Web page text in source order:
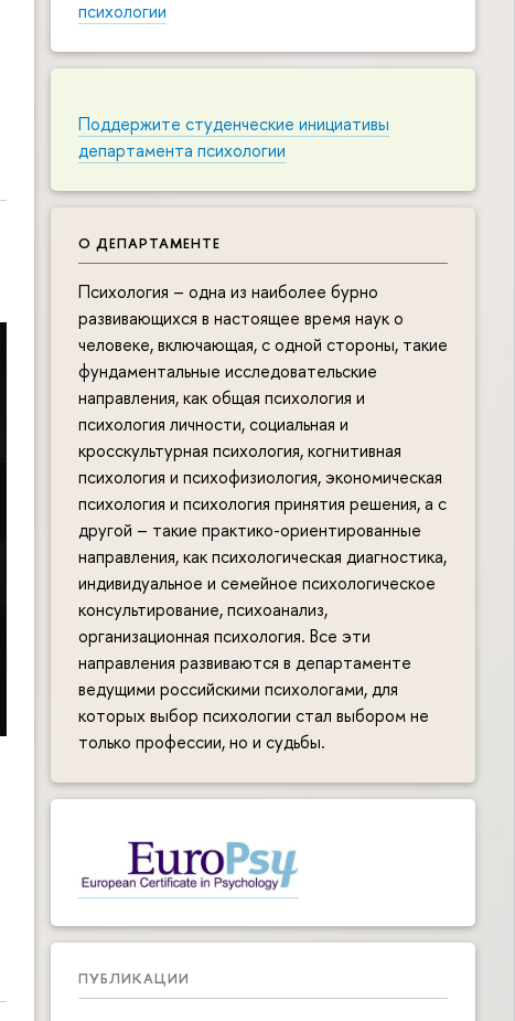
психологии
Поддержите студенческие инициативы
департамента психологии
О ДЕПАРТАМЕНТЕ
Психология – одна из наиболее бурно
развивающихся в настоящее время наук о
человеке, включающая, с одной стороны, такие
фундаментальные исследовательские
направления, как общая психология и
психология личности, социальная и
кросскультурная психология, когнитивная
психология и психофизиология, экономическая
психология и психология принятия решения, а с
другой – такие практико-ориентированные
направления, как психологическая диагностика,
индивидуальное и семейное психологическое
консультирование, психоанализ,
организационная психология. Все эти
направления развиваются в департаменте
ведущими российскими психологами, для
которых выбор психологии стал выбором не
только профессии, но и судьбы.
ПУБЛИКАЦИИ